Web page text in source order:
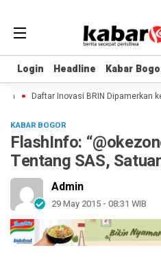
Login Headline Kabar
Login Headline Kabar
Daftar Inovasi BRIN Dipamerkan ke
KABAR BOGOR
FlashInfo:
Tentang SAS,
Admin
29 May 2015 - 08:31 WIB